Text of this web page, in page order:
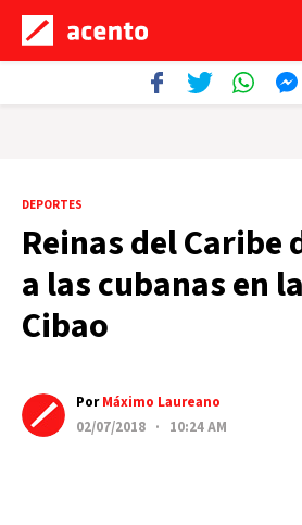
DEPORTES
Reinas del
a las cubanas en
Cibao
PorMáximo Laureano
02/07/2018 · 10:24 AM